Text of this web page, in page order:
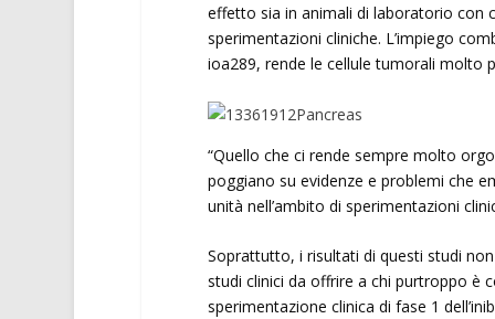
effetto sia in animali di laboratorio con
sperimentazioni cliniche. L’impiego
ioa289, rende le cellule tumorali molto
“Quello che ci rende sempre molto
poggiano su evidenze e problemi che
unità nell’ambito di sperimentazioni
Soprattutto, i risultati di questi studi
studi clinici da offrire a chi purtroppo è
sperimentazione clinica di fase 1